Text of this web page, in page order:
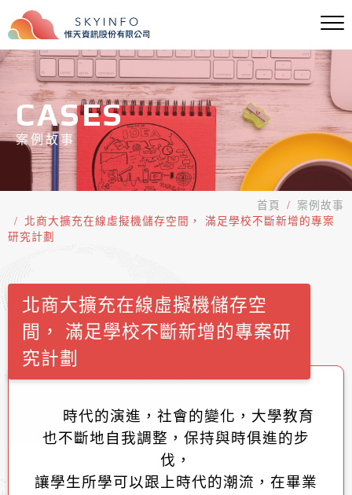
CASES
案例故事
首頁
案例故事
北商大擴充在線虛擬機儲存空間， 滿足學校不斷新增的專案
研究計劃
北商大擴充在線虛擬機儲存空
間， 滿足學校不斷新增的專案研
究計劃
時代的演進，社會的變化，大學教育
也不斷地自我調整，保持與時俱進的步
伐，
讓學生所學可以跟上時代的潮流，在畢業